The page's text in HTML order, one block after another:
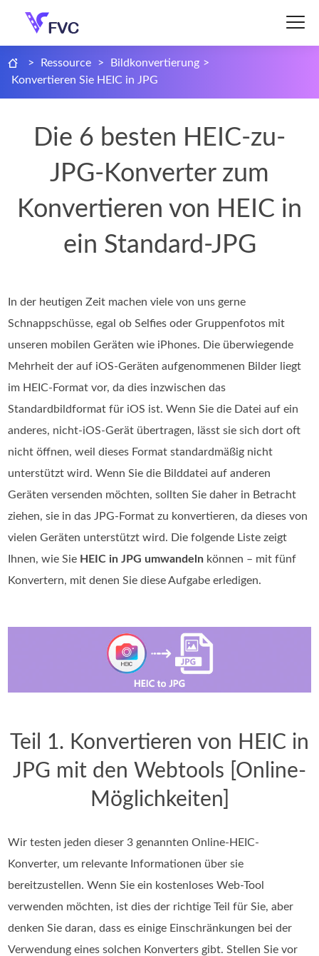
> Ressource > Bildkonvertierung >
Konvertieren Sie HEIC in JPG
Die 6 besten HEIC-zu-
JPG-Konverter zum
Konvertieren von HEIC in
ein Standard-JPG
In der heutigen Zeit machen viele von uns gerne
Schnappschüsse, egal ob Selfies oder Gruppenfotos mit
unseren mobilen Geräten wie iPhones. Die überwiegende
Mehrheit der auf iOS‑Geräten aufgenommenen Bilder liegt
im HEIC-Format vor, da dies inzwischen das
Standardbildformat für iOS ist. Wenn Sie die Datei auf ein
anderes, nicht‑iOS‑Gerät übertragen, lässt sie sich dort oft
nicht öffnen, weil dieses Format standardmäßig nicht
unterstützt wird. Wenn Sie die Bilddatei auf anderen
Geräten versenden möchten, sollten Sie daher in Betracht
ziehen, sie in das JPG-Format zu konvertieren, da dieses von
vielen Geräten unterstützt wird. Die folgende Liste zeigt
Ihnen, wie Sie HEIC in JPG umwandeln können – mit fünf
Konvertern, mit denen Sie diese Aufgabe erledigen.
Teil 1. Konvertieren von HEIC in
JPG mit den Webtools [Online-
Möglichkeiten]
Wir testen jeden dieser 3 genannten Online-HEIC-
Konverter, um relevante Informationen über sie
bereitzustellen. Wenn Sie ein kostenloses Web-Tool
verwenden möchten, ist dies der richtige Teil für Sie, aber
denken Sie daran, dass es einige Einschränkungen bei der
Verwendung eines solchen Konverters gibt. Stellen Sie vor